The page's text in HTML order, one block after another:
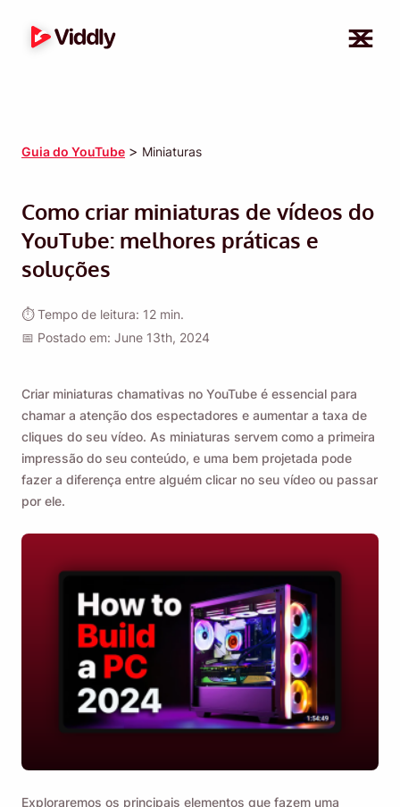
Guia do YouTube > Miniaturas
Como criar miniaturas de vídeos do
YouTube: melhores práticas e
soluções
⏱ Tempo de leitura: 12 min.
📅 Postado em: June 13th, 2024
Criar miniaturas chamativas no YouTube é essencial para
chamar a atenção dos espectadores e aumentar a taxa de
cliques do seu vídeo. As miniaturas servem como a primeira
impressão do seu conteúdo, e uma bem projetada pode
fazer a diferença entre alguém clicar no seu vídeo ou passar
por ele.
Exploraremos os principais elementos que fazem uma